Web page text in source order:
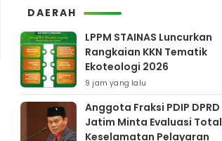
DAERAH
LPPM STAINAS Luncurkan
Rangkaian KKN Tematik
Ekoteologi 2026
9 jam yang lalu
Anggota Fraksi PDIP DPRD
Jatim Minta Evaluasi Total
Keselamatan Pelayaran